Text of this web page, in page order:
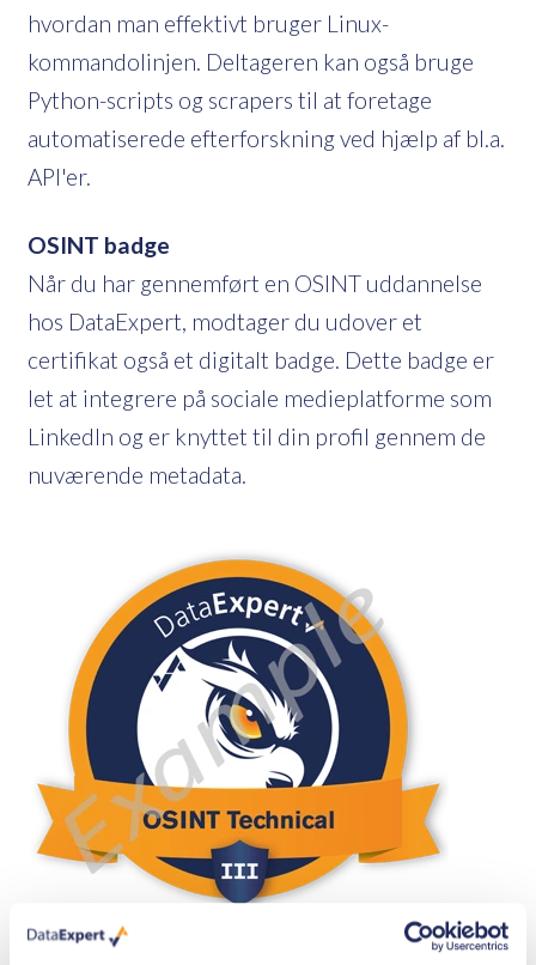
hvordan man effektivt bruger Linux-
kommandolinjen. Deltageren kan også bruge
Python-scripts og scrapers til at foretage
automatiserede efterforskning ved hjælp af bl.a.
API'er.
OSINT badge
Når du har gennemført en OSINT uddannelse
hos DataExpert, modtager du udover et
certifikat også et digitalt badge. Dette badge er
let at integrere på sociale medieplatforme som
LinkedIn og er knyttet til din profil gennem de
nuværende metadata.